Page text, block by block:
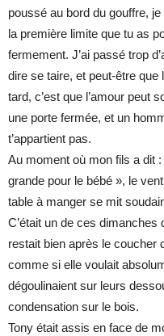
poussé au bord du gouffre,
la première limite que tu as
fermement. J’ai passé trop
dire se taire, et peut-être que
tard, c’est que l’amour peut
une porte fermée, et un
t’appartient pas.
Au moment où mon fils a dit
grande pour le bébé », le
table à manger se mit
C’était un de ces dimanches
restait bien après le coucher
comme si elle voulait
dégoulinaient sur leurs
condensation sur le bois.
Tony était assis en face de